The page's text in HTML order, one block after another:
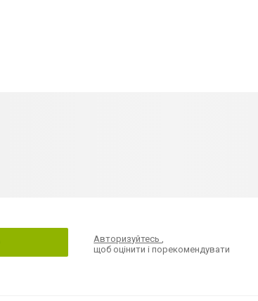
Авторизуйтесь,
щоб оцінити і порекомендувати